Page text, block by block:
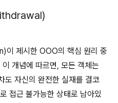
이 제시한 OOO의 핵심 원리 중
개념에 따르면, 모든 객체는
도 자신의 완전한 실재를 결코
접근 불가능한 상태로 남아있